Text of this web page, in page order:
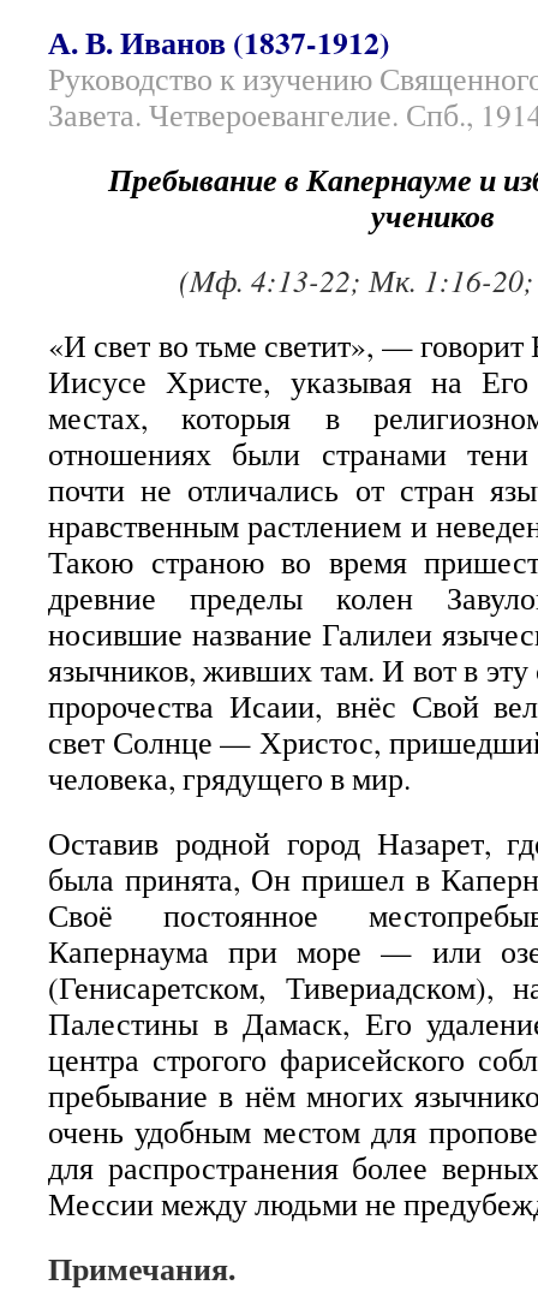
А. В. Иванов (1837-1912)
Руководство к изучению
Завета. Четвероевангелие. Спб.,
Пребывание в Капернауме и
учеников
(Μф. 4:13-22; Мк. 1:16-
«И свет во тьме светит», —
Иисусе Христе, указывая на
местах, которыя в
отношениях были странами
почти не отличались от стран
нравственным растлением и
Такою страною во время
древние пределы колен
носившие название Галилеи
язычников, живших там. И вот в эту
пророчества Исаии, внёс Свой
свет Солнце — Христос,
человека, грядущего в мир.
Оставив родной город Назарет,
была принята, Он пришел в
Своё постоянное
Капернаума при море — или
(Генисаретском, Тивериадском),
Палестины в Дамаск, Его
центра строгого фарисейского
пребывание в нём многих
очень удобным местом для
для распространения более
Мессии между людьми не
Примечания.